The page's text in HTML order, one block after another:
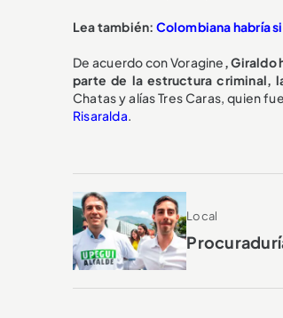
Lea también: Colombiana habría
De acuerdo con Voragine, Giraldo
parte de la estructura criminal,
Chatas y alías Tres Caras, quien
Risaralda.
Local